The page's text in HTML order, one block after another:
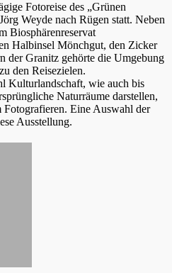
Fotoreise des „Grünen
Weyde nach Rügen statt. Neben
Biosphärenreservat
Halbinsel Mönchgut, den Zicker
der Granitz gehörte die Umgebung
den Reisezielen.
Kulturlandschaft, wie auch bis
Naturräume darstellen,
Eine Auswahl der
Ausstellung.